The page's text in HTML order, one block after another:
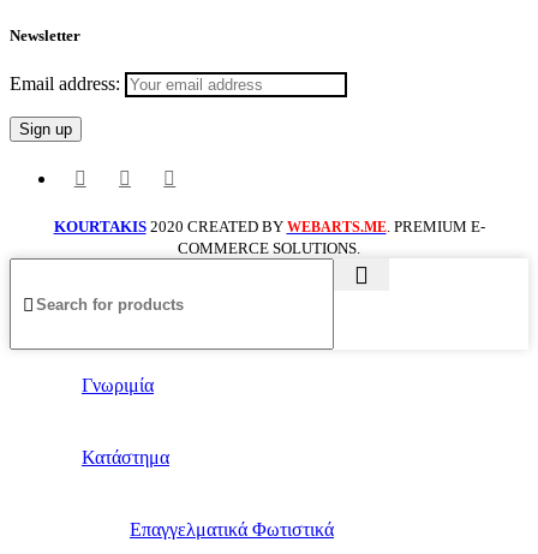
Newsletter
Email address:
KOURTAKIS 2020 CREATED BY WEBARTS.ME. PREMIUM E-
COMMERCE SOLUTIONS.
Γνωριμία
Κατάστημα
Επαγγελματικά Φωτιστικά